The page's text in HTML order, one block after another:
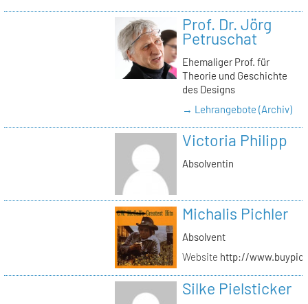
Prof. Dr. Jörg
Petruschat
Ehemaliger Prof. für
Theorie und Geschichte
des Designs
→ Lehrangebote (Archiv)
Victoria Philipp
Absolventin
Michalis Pichler
Absolvent
Website http://
Silke Pielsticker